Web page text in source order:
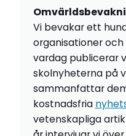
Vi bevakar ett
organisationer
vardag publicerar
skolnyheterna på
sammanfattar
kostnadsfria
vetenskapliga